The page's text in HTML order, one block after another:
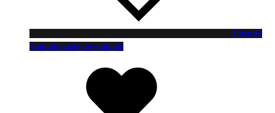
Liste de
souhaits Liste de souhaits